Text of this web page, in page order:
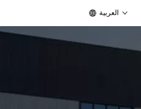
العربية